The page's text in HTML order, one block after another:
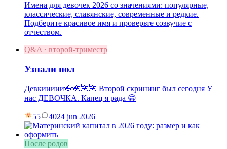
Имена для девочек 2026 со значениями: популярные,
классические, славянские, современные и редкие.
Подберите красивое имя и проверьте созвучие с
отчеством.
Q&A · второй-триместр
Узнали пол
Девкиииии🌺🌺🌺🌺 Второй скрининг был сегодня У
нас ДЕВОЧКА. Капец я рада 😁
55 4024 jun 2026
После родов